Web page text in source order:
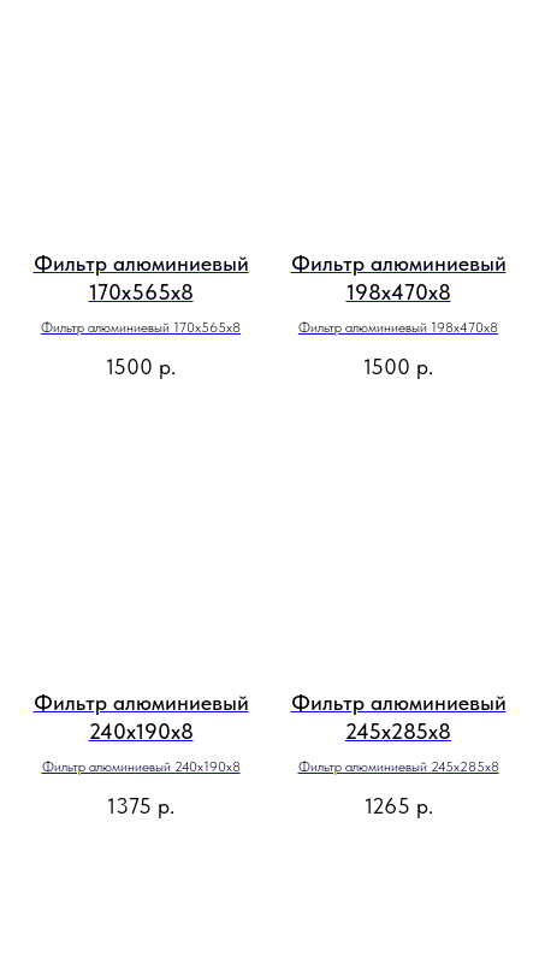
Фильтр алюминиевый
170х565х8
Фильтр алюминиевый 170х565х8
1500 р.
Фильтр алюминиевый
198х470х8
Фильтр алюминиевый 198х470х8
1500 р.
Фильтр алюминиевый
240х190х8
Фильтр алюминиевый 240х190х8
1375 р.
Фильтр алюминиевый
245х285х8
Фильтр алюминиевый 245х285х8
1265 р.